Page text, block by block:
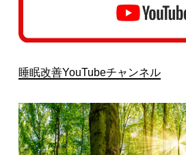
睡眠改善YouTubeチャンネル